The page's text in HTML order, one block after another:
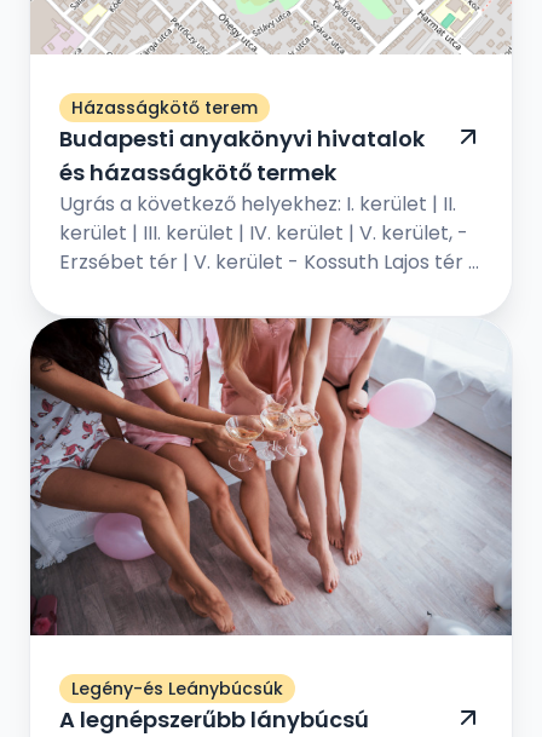
Házasságkötő terem
Budapesti anyakönyvi hivatalok
és házasságkötő termek
Ugrás a következő helyekhez: I. kerület | II.
kerület | III. kerület | IV. kerület | V. kerület, -
Erzsébet tér | V. kerület - Kossuth Lajos tér |
Legény-és Leánybúcsúk
A legnépszerűbb lánybúcsú